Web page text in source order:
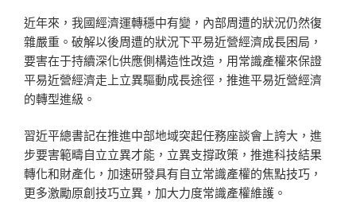
近年來，我國經濟運轉穩中有變，內部周遭的狀況仍然復
雜嚴重。破解以後周遭的狀況下平易近營經濟成長困局，
要害在于持續深化供應側構造性改造，用常識產權來保證
平易近營經濟走上立異驅動成長途徑，推進平易近營經濟
的轉型進級。
習近平總書記在推進中部地域突起任務座談會上誇大，進
步要害範疇自立立異才能，立異支撐政策，推進科技結果
轉化和財產化，加速研發具有自立常識產權的焦點技巧，
更多激勵原創技巧立異，加大力度常識產權維護。